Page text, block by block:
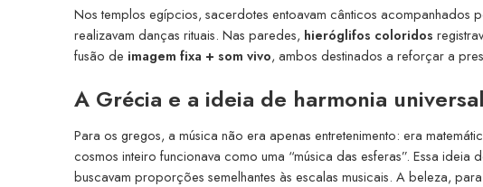
Nos templos egípcios, sacerdotes entoavam cânticos acompanhados
realizavam danças rituais. Nas paredes, hieróglifos coloridos
fusão de imagem fixa + som vivo, ambos destinados a reforçar a
A Grécia e a ideia de harmonia universal
Para os gregos, a música não era apenas entretenimento: era
cosmos inteiro funcionava como uma “música das esferas”. Essa
buscavam proporções semelhantes às escalas musicais. A beleza,